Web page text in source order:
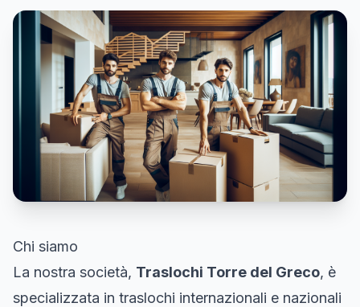
Chi siamo
La nostra società, Traslochi Torre del Greco, è
specializzata in traslochi internazionali e nazionali